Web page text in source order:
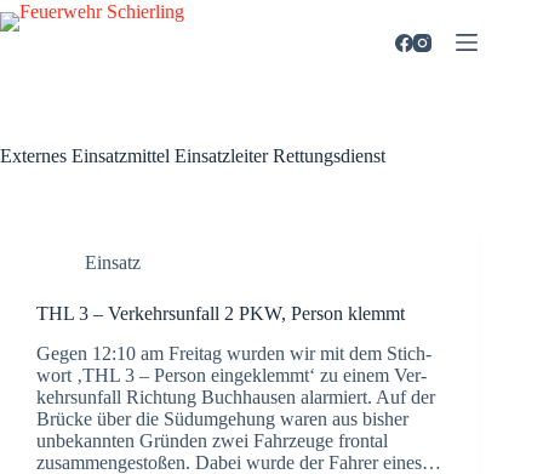
Zum
Inhalt
Externes Einsatzmittel Einsatzleiter Rettungsdienst
Einsatz
THL 3 – Ver­kehrs­un­fall 2 PKW, Per­son klemmt
Gegen 12:10 am Frei­tag wur­den wir mit dem Stich­
wort ‚THL 3 – Per­son ein­ge­klemmt‘ zu einem Ver­
kehrs­un­fall Rich­tung Buch­hau­sen alar­miert. Auf der
Brü­cke über die Süd­um­ge­hung waren aus bis­her
unbe­kann­ten Grün­den zwei Fahr­zeu­ge fron­tal
zusam­men­ge­sto­ßen. Dabei wur­de der Fah­rer eines…